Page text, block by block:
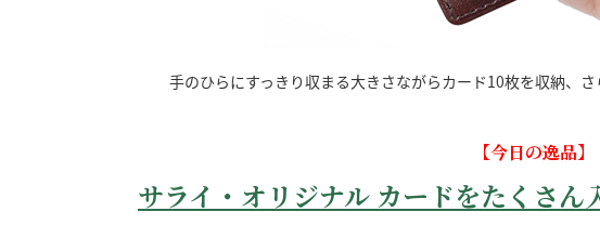
手のひらにすっきり収まる大きさながらカード10枚を収納、
【今日の逸品】
サライ・オリジナル カードをたくさ